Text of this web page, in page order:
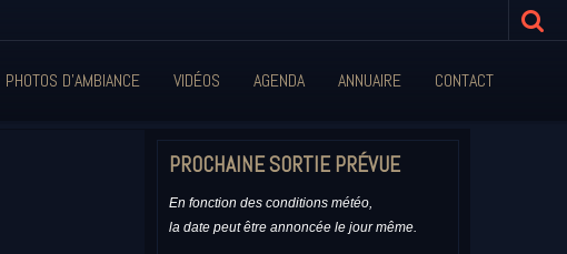
PHOTOS D'AMBIANCE VIDÉOS AGENDA ANNUAIRE CONTACT
PROCHAINE SORTIE PRÉVUE
En fonction des conditions météo,
la date peut être annoncée le jour même.